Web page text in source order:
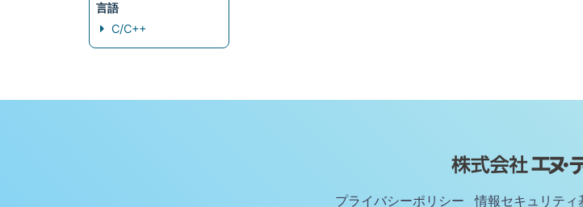
言語
C/C++
プライバシーポリシー 情報セキュリティ